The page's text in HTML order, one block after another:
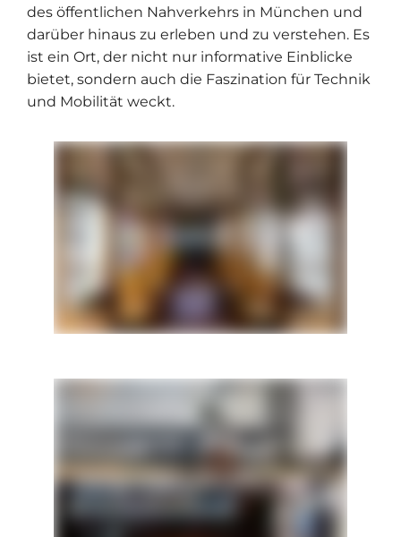
des öffentlichen Nahverkehrs in München und
darüber hinaus zu erleben und zu verstehen. Es
ist ein Ort, der nicht nur informative Einblicke
bietet, sondern auch die Faszination für Technik
und Mobilität weckt.